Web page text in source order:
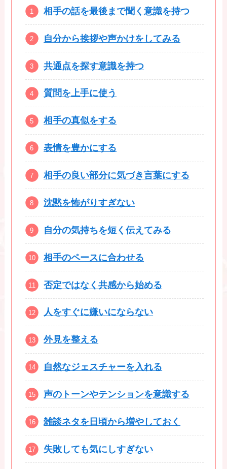
相手の話を最後まで聞く意識を持つ
自分から挨拶や声かけをしてみる
共通点を探す意識を持つ
質問を上手に使う
相手の真似をする
表情を豊かにする
相手の良い部分に気づき言葉にする
沈黙を怖がりすぎない
自分の気持ちを短く伝えてみる
相手のペースに合わせる
否定ではなく共感から始める
人をすぐに嫌いにならない
外見を整える
自然なジェスチャーを入れる
声のトーンやテンションを意識する
雑談ネタを日頃から増やしておく
失敗しても気にしすぎない